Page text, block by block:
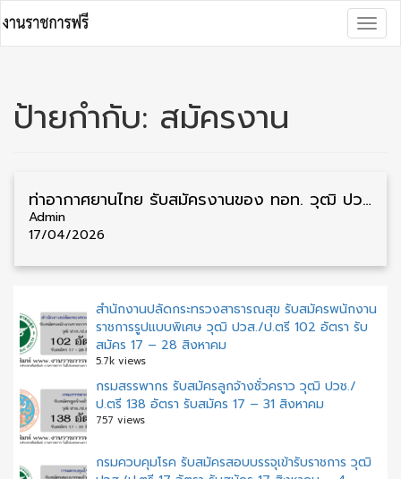
to
content
ป้ายกำกับ: สมัครงาน
ท่าอากาศยานไทย รับสมัครงานของ ทอท. วุฒิ ปวช./ปวส./ป.ตรี 194 อัตรา รับสมัคร 8 เมษายน – 12 พฤษภาคม
Admin
17/04/2026
สำนักงานปลัดกระทรวงสาธารณสุข รับสมัครพนักงาน
ราชการรูปแบบพิเศษ วุฒิ ปวส./ป.ตรี 102 อัตรา รับ
สมัคร 17 – 28 สิงหาคม
5.7k views
กรมสรรพากร รับสมัครลูกจ้างชั่วคราว วุฒิ ปวช./
ป.ตรี 138 อัตรา รับสมัคร 17 – 31 สิงหาคม
757 views
กรมควบคุมโรค รับสมัครสอบบรรจุเข้ารับราชการ วุฒิ